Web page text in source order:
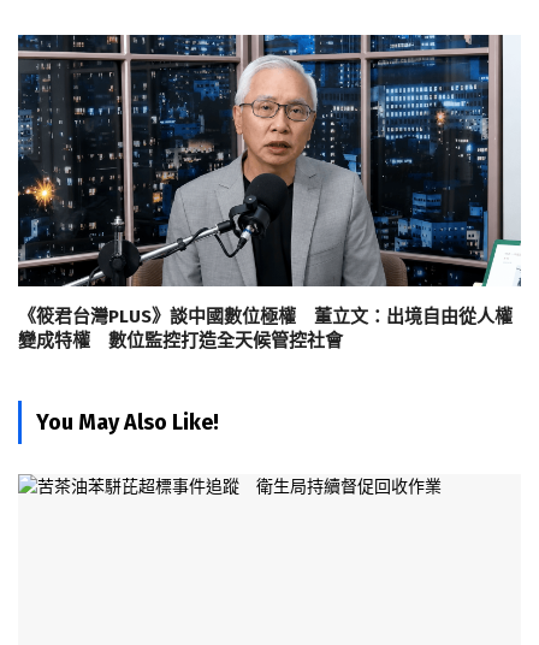
《筱君台灣PLUS》談中國數位極權 董立文：出境自由從人權
變成特權 數位監控打造全天候管控社會
You May Also Like!